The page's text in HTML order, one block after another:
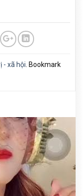
- xã hội . Bookmark